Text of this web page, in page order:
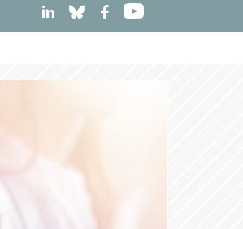
linkedInBlueskyFacebook